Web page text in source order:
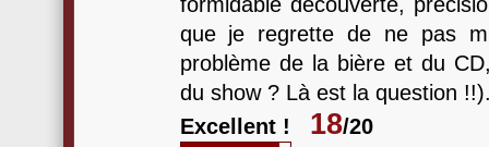
que je regrette de ne pas
problème de la bière et du
du show ? Là est la question
Excellent !
18/20